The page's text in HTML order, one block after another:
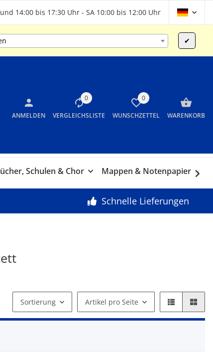
14:00 bis 17:30 Uhr - SA 10:00 bis 12:00 Uhr
✔
ANMELDEN
0
VERGLEICHSLISTE
0
WUNSCHZETTEL WARENKORB
Schulen & Chor Mappen & Notenpapier
Schnelle Lieferungen
Sortierung Artikel pro Seite